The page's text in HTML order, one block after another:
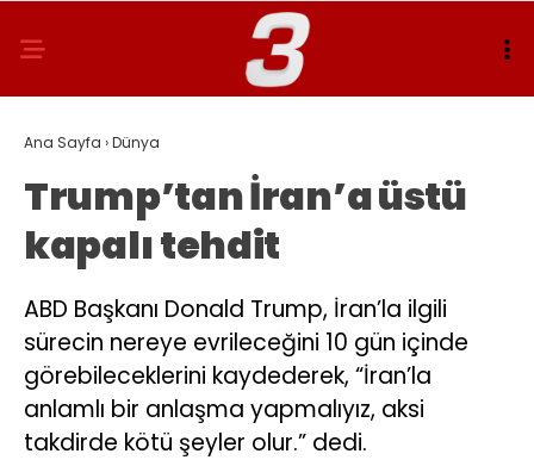
Ana Sayfa ›Dünya
Trump’tan İran’a üstü
kapalı tehdit
ABD Başkanı Donald Trump, İran’la ilgili
sürecin nereye evrileceğini 10 gün içinde
görebileceklerini kaydederek, “İran’la
anlamlı bir anlaşma yapmalıyız, aksi
takdirde kötü şeyler olur.” dedi.